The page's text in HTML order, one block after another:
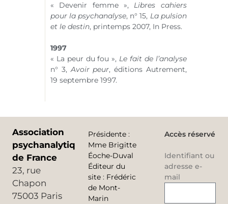
« Devenir femme », Libres cahiers
pour la psychanalyse, n° 15, La pulsion
et le destin, printemps 2007, In Press.
1997
« La peur du fou », Le fait de l’analyse
n° 3,Avoir peur, éditions Autrement,
19 septembre 1997.
Association
psychanalytique
de France
23, rue
Chapon
75003 Paris
Présidente :
Mme Brigitte
Éoche-Duval
Éditeur du
site : Frédéric
de Mont-
Marin
Accès réservé
Identifiant ou
adresse e-
mail